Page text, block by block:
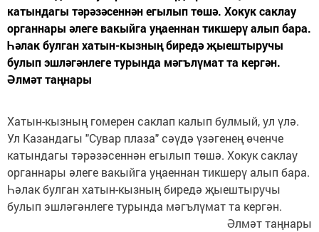
катындагы тәрәзәсеннән егылып төшә. Хокук саклау
органнары әлеге вакыйга уңаеннан тикшерү алып бара.
Һәлак булган хатын-кызның биредә җыештыручы
булып эшләгәнлеге турында мәгълүмат та кергән.
Әлмәт таңнары
Хатын-кызның гомерен саклап калып булмый, ул үлә.
Ул Казандагы "Сувар плаза" сәүдә үзәгенең өченче
катындагы тәрәзәсеннән егылып төшә. Хокук саклау
органнары әлеге вакыйга уңаеннан тикшерү алып бара.
Һәлак булган хатын-кызның биредә җыештыручы
булып эшләгәнлеге турында мәгълүмат та кергән.
Әлмәт таңнары